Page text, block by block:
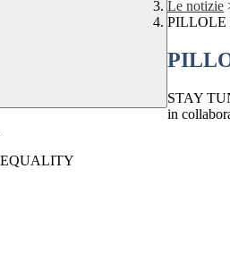
Le notizie
STAY
in